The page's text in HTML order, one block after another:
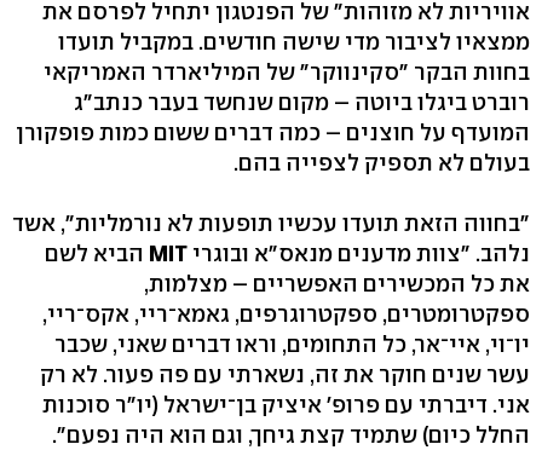
אוויריות לא מזוהות" של הפנטגון יתחיל לפרסם את
ממצאיו לציבור מדי שישה חודשים. במקביל תועדו
בחוות הבקר "סקינווקר" של המיליארדר האמריקאי
רוברט ביגלו ביוטה – מקום שנחשד בעבר כנתב"ג
המועדף על חוצנים – כמה דברים ששום כמות פופקורן
בעולם לא תספיק לצפייה בהם.
"בחווה הזאת תועדו עכשיו תופעות לא נורמליות", אשד
נלהב. "צוות מדענים מנאס"א ובוגרי MIT הביא לשם
את כל המכשירים האפשריים – מצלמות,
ספקטרומטרים, ספקטרוגרפים, גאמא־ריי, אקס־ריי,
יו־וי, איי־אר, כל התחומים, וראו דברים שאני, שכבר
עשר שנים חוקר את זה, נשארתי עם פה פעור. לא רק
אני. דיברתי עם פרופ' איציק בן־ישראל (יו"ר סוכנות
החלל כיום) שתמיד קצת גיחך, וגם הוא היה נפעם".